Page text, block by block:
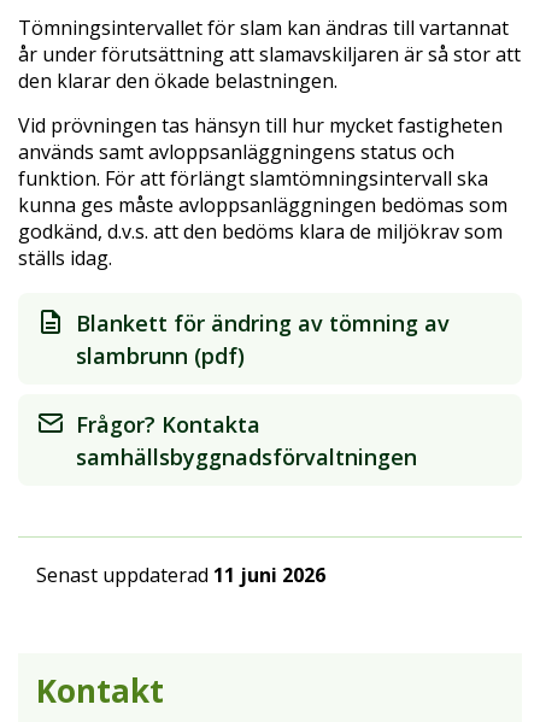
Tömningsintervallet för slam kan ändras till vartannat
år under förutsättning att slamavskiljaren är så stor att
den klarar den ökade belastningen.
Vid prövningen tas hänsyn till hur mycket fastigheten
används samt avloppsanläggningens status och
funktion. För att förlängt slamtömningsintervall ska
kunna ges måste avloppsanläggningen bedömas som
godkänd, d.v.s. att den bedöms klara de miljökrav som
ställs idag.
Blankett för ändring av tömning av
slambrunn (pdf)
Frågor? Kontakta
samhällsbyggnadsförvaltningen
Senast uppdaterad 11 juni 2026
Kontakt